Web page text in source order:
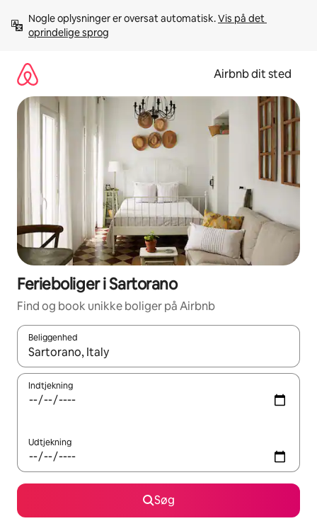
videre
Nogle oplysninger er oversat automatisk. Vis på det
oprindelige sprog
Airbnb dit sted
Ferieboliger i Sartorano
Find og book unikke boliger på Airbnb
Beliggenhed
Når resultaterne er tilgængelige, skal du navigere med
Indtjekning
Udtjekning
Søg